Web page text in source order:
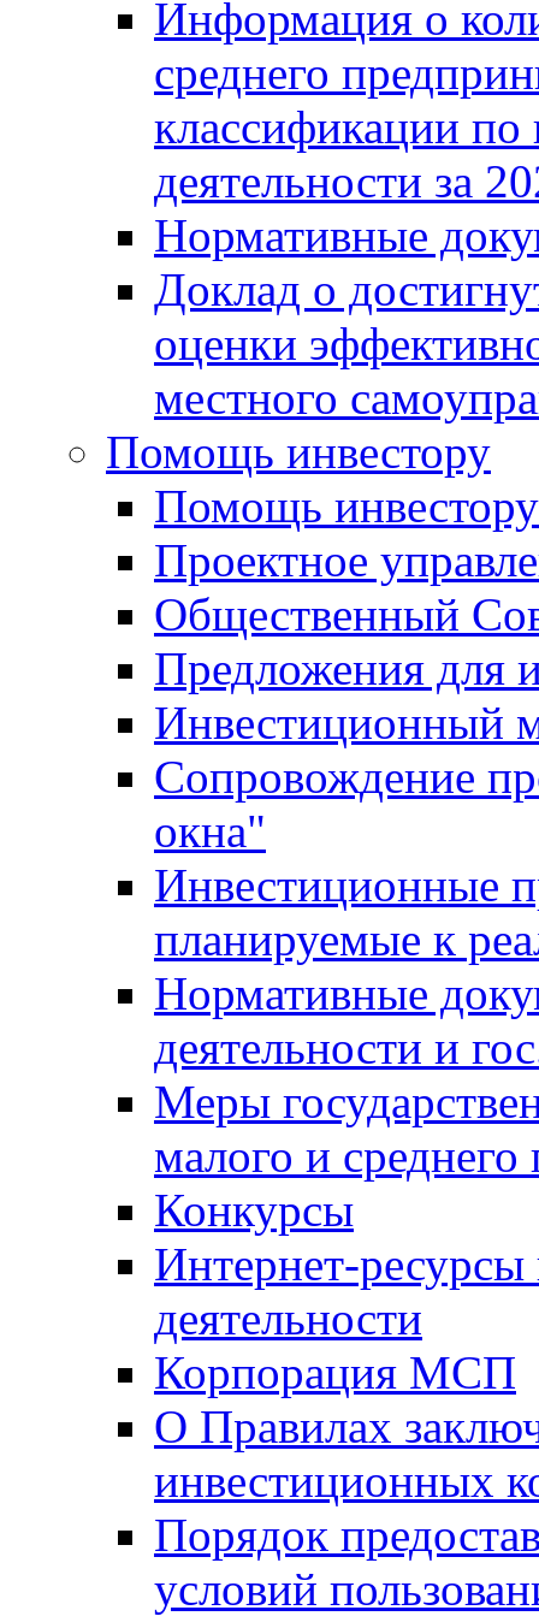
Информация о
среднего
классификации
деятельности за
Нормативные
Доклад о
оценки
местного
Помощь инвестору
Помощь инвестору
Проектное
Общественный
Предложения для
Инвестиционный
Сопровождение
окна"
Инвестиционные
планируемые к
Нормативные
деятельности и
Меры
малого и среднего
Конкурсы
Интернет-
деятельности
Корпорация МСП
О Правилах
инвестиционных
Порядок
условий